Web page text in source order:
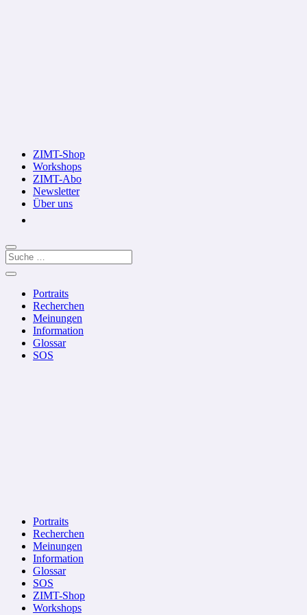
ZIMT-Shop
Workshops
ZIMT-Abo
Newsletter
Über uns
Portraits
Recherchen
Meinungen
Information
Glossar
SOS
Portraits
Recherchen
Meinungen
Information
Glossar
SOS
ZIMT-Shop
Workshops